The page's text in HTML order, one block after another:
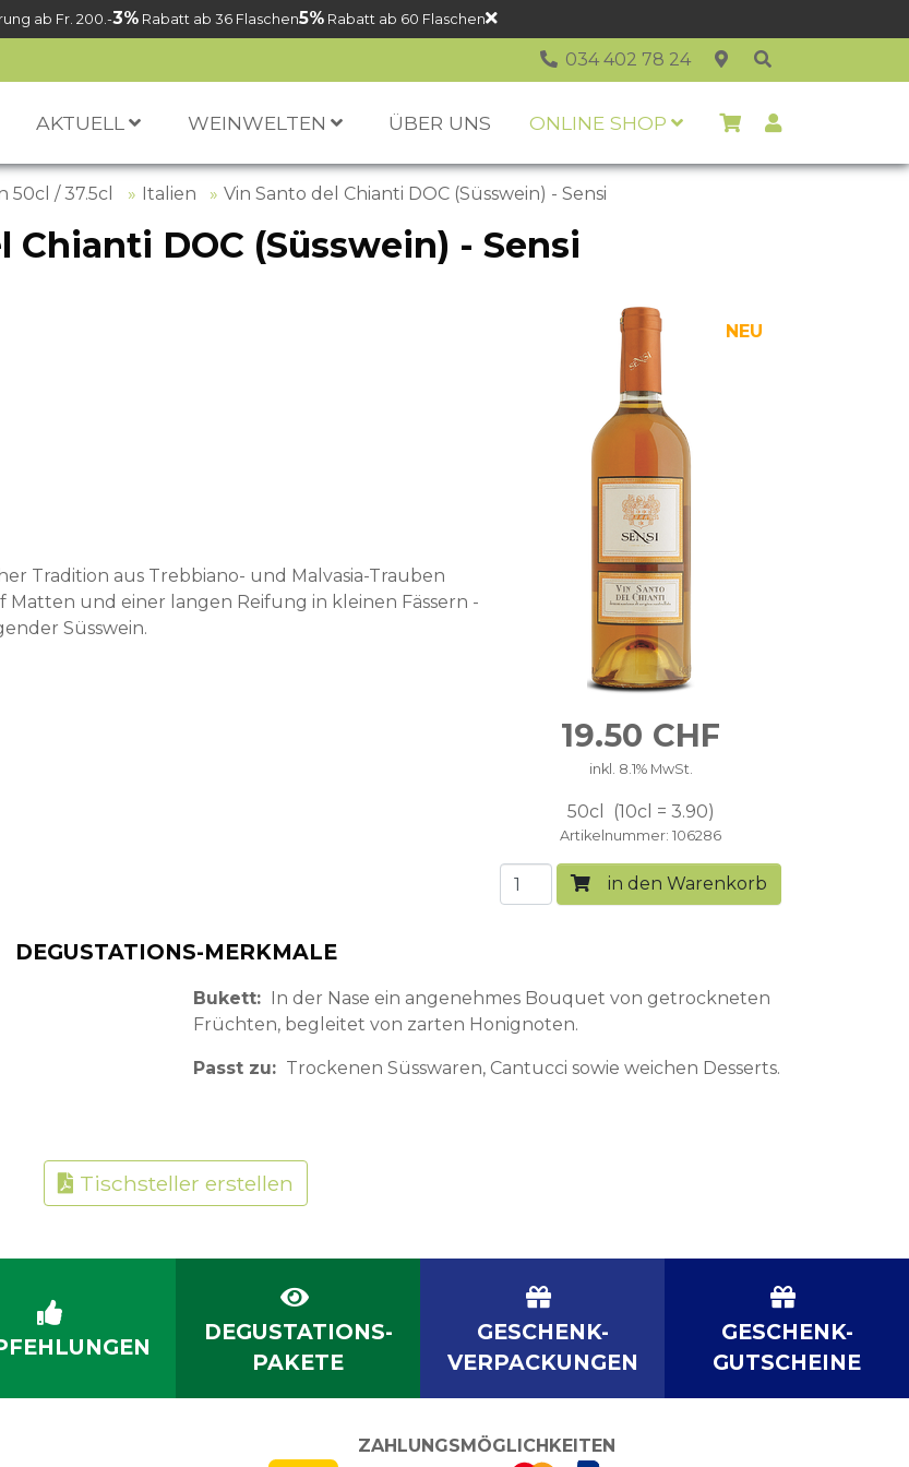
ab Fr. 200.-3%Rabatt ab 36 Flaschen5%Rabatt ab 60 Flaschen
034 402 78 24
AKTUELL WEINWELTEN ÜBER UNS ONLINE SHOP
50cl / 37.5cl Italien Vin Santo del Chianti DOC (Süsswein) - Sensi
Chianti DOC (Süsswein) - Sensi
19.50 CHF
inkl. 8.1% MwSt.
50cl 10cl = 3.90
Artikelnummer 106286
in den Warenkorb
Tradition aus Trebbiano- und Malvasia-Trauben
und einer langen Reifung in kleinen Fässern -
Süsswein.
DEGUSTATIONS-MERKMALE
Bukett
In der Nase ein angenehmes Bouquet von getrockneten
Früchten, begleitet von zarten Honignoten.
Passt zu Trockenen Süsswaren, Cantucci sowie weichen Desserts.
Tischsteller erstellen
DEGUSTATIONS-
PAKETE
GESCHENK-
VERPACKUNGEN
GESCHENK-
GUTSCHEINE
ZAHLUNGSMÖGLICHKEITEN